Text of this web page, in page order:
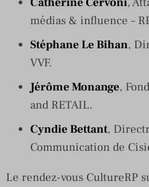
médias & influence –
Stéphane Le Bihan,
VVF.
Jérôme Monange,
and RETAIL.
Cyndie Bettant,
Communication de
Le rendez-vous CultureRP